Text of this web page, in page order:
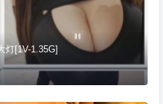
灯[1V-1.35G]